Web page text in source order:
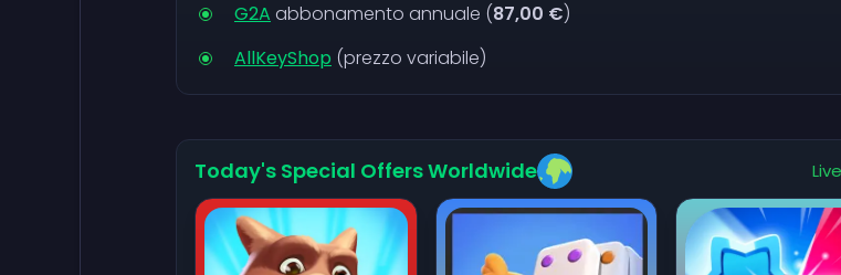
G2A abbonamento annuale (87,00 €)
AllKeyShop (prezzo variabile)
Today's Special Offers Worldwide